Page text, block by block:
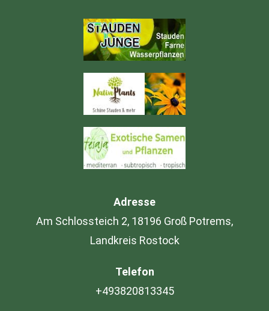
Adresse
Am Schlossteich 2, 18196 Groß Potrems,
Landkreis Rostock
Telefon
+493820813345